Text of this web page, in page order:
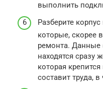
выполнить
Разберите
которые, скорее
ремонта. Данные
находятся сразу
которая
составит труда,